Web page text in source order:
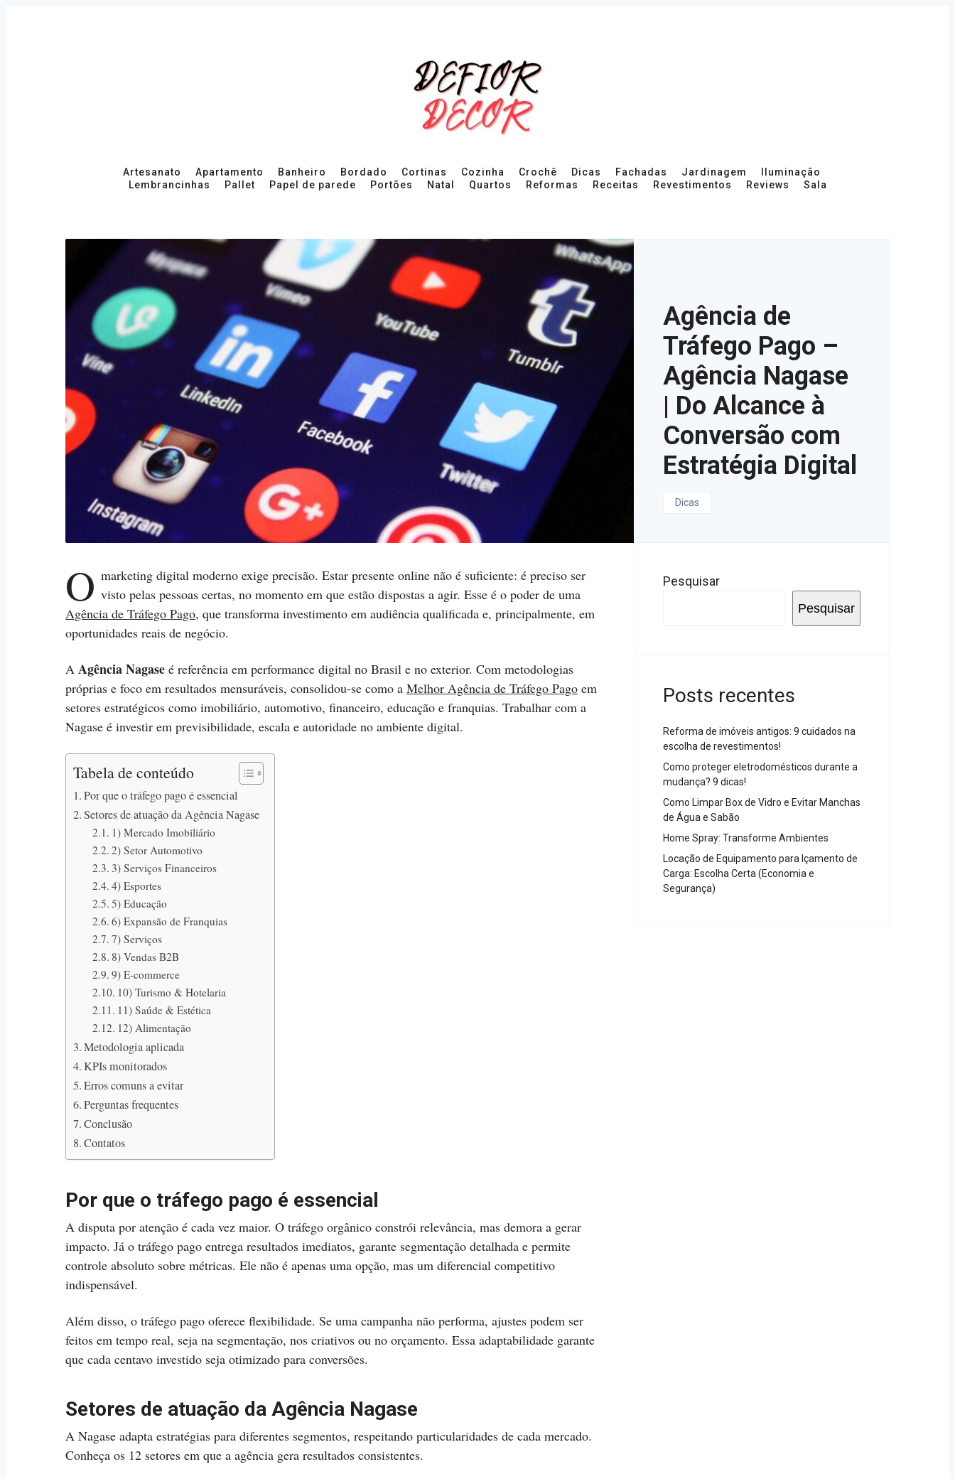
PrimaryArtesanato Apartamento Banheiro Bordado Cortinas Cozinha Crochê Dicas Fachadas Jardinagem
Iluminação
Lembrancinhas
Pallet Papel de parede Portões Natal Quartos Reformas Receitas Revestimentos Reviews Sala
Agência de
Tráfego Pago –
Agência Nagase
| Do Alcance à
Conversão com
Estratégia Digital
Dicas
O marketing digital moderno exige precisão. Estar presente online não é suficiente: é preciso ser
visto pelas pessoas certas, no momento em que estão dispostas a agir. Esse é o poder de uma
Agência de Tráfego Pago, que transforma investimento em audiência qualificada e, principalmente, em
oportunidades reais de negócio.
A Agência Nagase é referência em performance digital no Brasil e no exterior. Com metodologias
próprias e foco em resultados mensuráveis, consolidou-se como a Melhor Agência de Tráfego Pago em
setores estratégicos como imobiliário, automotivo, financeiro, educação e franquias. Trabalhar com a
Nagase é investir em previsibilidade, escala e autoridade no ambiente digital.
Tabela de conteúdo
Por que o tráfego pago é essencial
Setores de atuação da Agência Nagase
1) Mercado Imobiliário
2) Setor Automotivo
3) Serviços Financeiros
4) Esportes
5) Educação
6) Expansão de Franquias
7) Serviços
8) Vendas B2B
9) E-commerce
10) Turismo & Hotelaria
11) Saúde & Estética
12) Alimentação
Metodologia aplicada
KPIs monitorados
Erros comuns a evitar
Perguntas frequentes
Conclusão
Contatos
Por que o tráfego pago é essencial
A disputa por atenção é cada vez maior. O tráfego orgânico constrói relevância, mas demora a gerar
impacto. Já o tráfego pago entrega resultados imediatos, garante segmentação detalhada e permite
controle absoluto sobre métricas. Ele não é apenas uma opção, mas um diferencial competitivo
indispensável.
Além disso, o tráfego pago oferece flexibilidade. Se uma campanha não performa, ajustes podem ser
feitos em tempo real, seja na segmentação, nos criativos ou no orçamento. Essa adaptabilidade garante
que cada centavo investido seja otimizado para conversões.
Setores de atuação da Agência Nagase
A Nagase adapta estratégias para diferentes segmentos, respeitando particularidades de cada mercado.
Conheça os 12 setores em que a agência gera resultados consistentes.
Pesquisar
Pesquisar
Posts recentes
Reforma de imóveis antigos: 9 cuidados na
escolha de revestimentos!
Como proteger eletrodomésticos durante a
mudança? 9 dicas!
Como Limpar Box de Vidro e Evitar Manchas
de Água e Sabão
Home Spray: Transforme Ambientes
Locação de Equipamento para Içamento de
Carga: Escolha Certa (Economia e
Segurança)